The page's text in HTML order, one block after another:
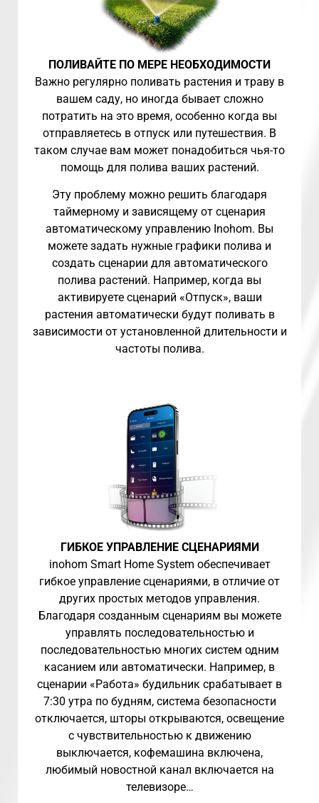
ПОЛИВАЙТЕ ПО МЕРЕ НЕОБХОДИМОСТИ
Важно регулярно поливать растения и траву в
вашем саду, но иногда бывает сложно
потратить на это время, особенно когда вы
отправляетесь в отпуск или путешествия. В
таком случае вам может понадобиться чья-то
помощь для полива ваших растений.
Эту проблему можно решить благодаря
таймерному и зависящему от сценария
автоматическому управлению Inohom. Вы
можете задать нужные графики полива и
создать сценарии для автоматического
полива растений. Например, когда вы
активируете сценарий «Отпуск», ваши
растения автоматически будут поливать в
зависимости от установленной длительности и
частоты полива.
ГИБКОЕ УПРАВЛЕНИЕ СЦЕНАРИЯМИ
inohom Smart Home System обеспечивает
гибкое управление сценариями, в отличие от
других простых методов управления.
Благодаря созданным сценариям вы можете
управлять последовательностью и
последовательностью многих систем одним
касанием или автоматически. Например, в
сценарии «Работа» будильник срабатывает в
7:30 утра по будням, система безопасности
отключается, шторы открываются, освещение
с чувствительностью к движению
выключается, кофемашина включена,
любимый новостной канал включается на
телевизоре…